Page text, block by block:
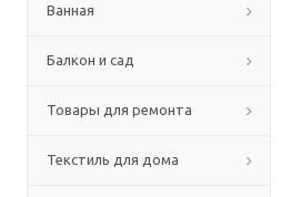
Ванная
Балкон и сад
Товары для ремонта
Текстиль для дома